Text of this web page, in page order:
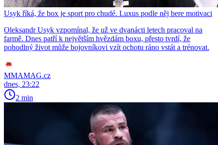
Usyk říká, že box je sport pro chudé. Luxus podle něj bere motivaci
Oleksandr Usyk vzpomínal, že už ve dvanácti letech pracoval na
farmě. Dnes patří k největším hvězdám boxu, přesto tvrdí, že
pohodlný život může bojovníkovi vzít ochotu ráno vstát a trénovat.
MMAMAG.cz
dnes, 23:22
2 min